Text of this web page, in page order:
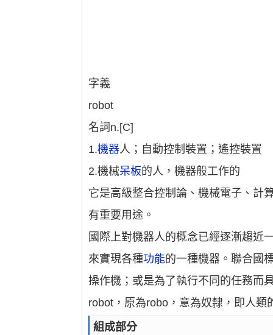
字義
robot
名詞n.[C]
1.機器人；自動控制裝置；遙控裝置
2.機械呆板的人，機器般工作的
它是高級整合控制論、機械電子、計
有重要用途。
國際上對機器人的概念已經逐漸趨近
來實現各種功能的一種機器。聯合國
操作機；或是為了執行不同的任務而
robot，原為robo，意為奴隸，即人
組成部分